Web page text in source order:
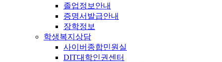
졸업정보안내
증명서발급안내
장학정보
학생복지상담
사이버종합민원실
DIT대학인권센터